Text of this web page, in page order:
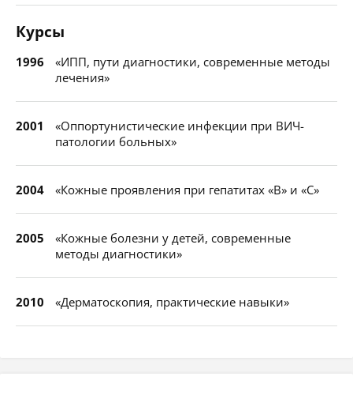
Курсы
1996
«ИПП, пути диагностики, современные методы
лечения»
2001
«Оппортунистические инфекции при ВИЧ-
патологии больных»
2004 «Кожные проявления при гепатитах «В» и «С»
2005
«Кожные болезни у детей, современные
методы диагностики»
2010 «Дерматоскопия, практические навыки»